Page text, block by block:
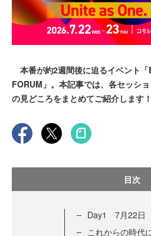
本番が約2週間後に迫るイベント
FORUM」。本記事では、各セッシ
の見どころをまとめてご紹介します！
目次
Day1 7月22日（
これからの時代